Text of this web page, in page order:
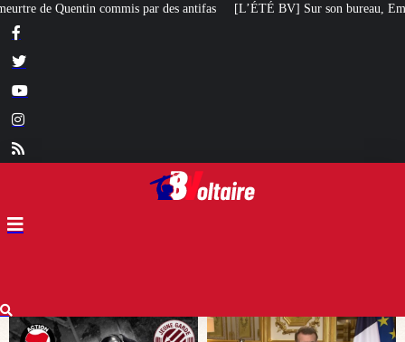
[L’ÉTÉ BV] Sur son bureau, Emmanuel Macron a posé le livre d’un